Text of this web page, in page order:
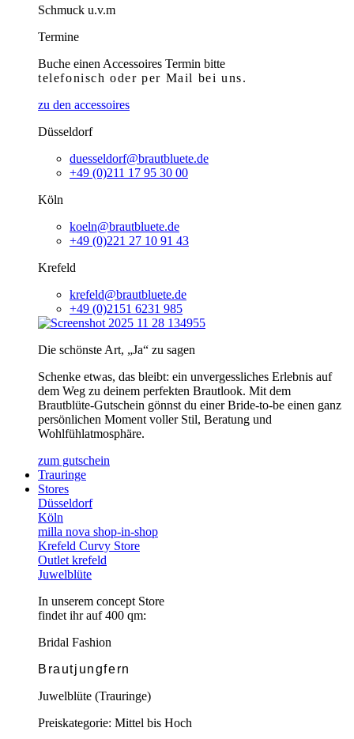
Schmuck u.v.m
Termine
Buche einen Accessoires Termin bitte
telefonischoder per Mail bei uns.
zu den accessoires
Düsseldorf
duesseldorf@brautbluete.de
+49 (0)211 17 95 30 00
Köln
koeln@brautbluete.de
+49 (0)221 27 10 91 43
Krefeld
krefeld@brautbluete.de
+49 (0)2151 6231 985
Die schönste Art, „Ja“ zu sagen
Schenke etwas, das bleibt: ein unvergessliches Erlebnis auf
dem Weg zu deinem perfekten Brautlook. Mit dem
Brautblüte-Gutschein gönnst du einer Bride-to-be einen ganz
persönlichen Moment voller Stil, Beratung und
Wohlfühlatmosphäre.
zum gutschein
Trauringe
Stores
Düsseldorf
Köln
milla nova shop-in-shop
Krefeld Curvy Store
Outlet krefeld
Juwelblüte
In unserem concept Store
findet ihr auf 400 qm:
Bridal Fashion
Brautjungfern
Juwelblüte (Trauringe)
Preiskategorie: Mittel bis Hoch